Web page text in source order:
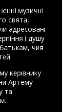
музичні
свята,
адресовані
і душу
чия
керівнику
Артему
та